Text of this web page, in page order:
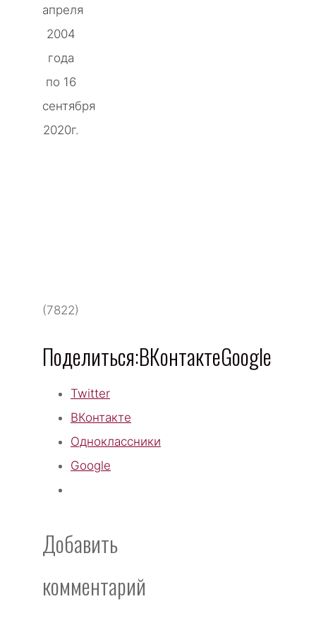
апреля
2004
года
по 16
сентября
2020г.
(7822)
Поделиться:ВКонтактеGoogle
Twitter
ВКонтакте
Одноклассники
Google
Добавить
комментарий